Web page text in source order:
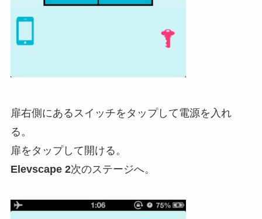
扉右側にあるスイッチをタップして電源を入れ
る。
扉をタップして開ける。
Elevscape 2次のステージへ。